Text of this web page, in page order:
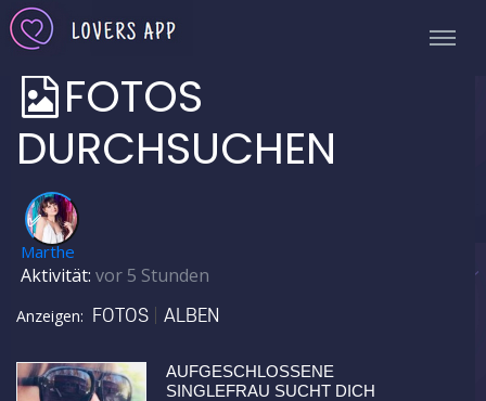
FOTOS
DURCHSUCHEN
✅
Marthe
Aktivität: vor 5 Stunden
Anzeigen: FOTOS ALBEN
AUFGESCHLOSSENE
SINGLEFRAU SUCHT DICH